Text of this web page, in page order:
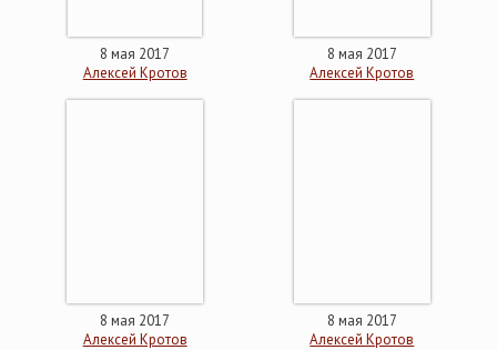
8 мая 2017
Алексей Кротов
8 мая 2017
Алексей Кротов
8 мая 2017
Алексей Кротов
8 мая 2017
Алексей Кротов